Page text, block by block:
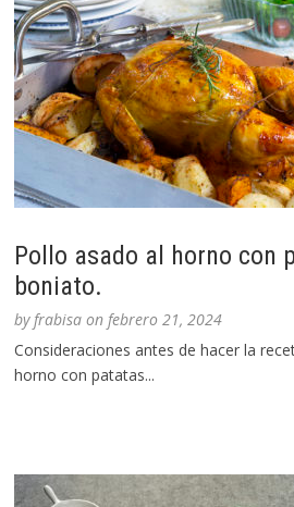
Pollo asado al horno con
boniato.
byfrabisa onfebrero 21, 2024
Consideraciones antes de hacer la
horno con patatas...